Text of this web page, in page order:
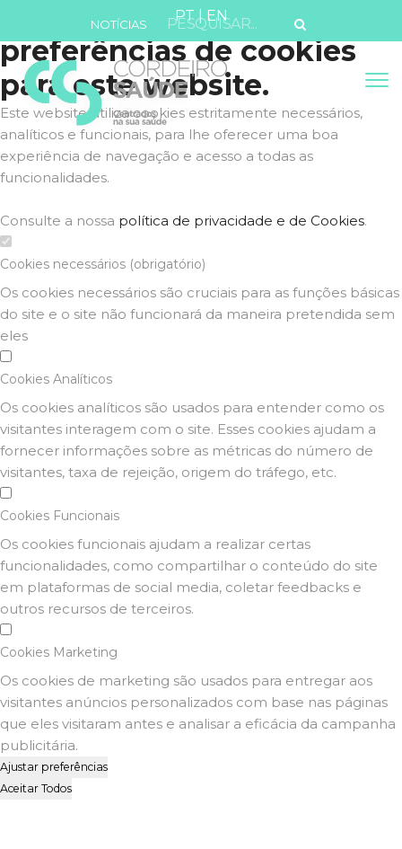
Defina as suas
preferências de cookies
para este website.
Este website utiliza cookies estritamente necessários,
analíticos e funcionais, para lhe oferecer uma boa
experiência de navegação e acesso a todas as
funcionalidades.
Consulte a nossa política de privacidade e de Cookies.
Cookies necessários (obrigatório)
Os cookies necessários são cruciais para as funções básicas
do site e o site não funcionará da maneira pretendida sem
eles
Cookies Analíticos
Os cookies analíticos são usados para entender como os
visitantes interagem com o site. Esses cookies ajudam a
fornecer informações sobre as métricas do número de
visitantes, taxa de rejeição, origem do tráfego, etc.
Cookies Funcionais
Os cookies funcionais ajudam a realizar certas
funcionalidades, como compartilhar o conteúdo do site
em plataformas de social media, coletar feedbacks e
outros recursos de terceiros.
Cookies Marketing
Os cookies de marketing são usados para entregar aos
visitantes anúncios personalizados com base nas páginas
que eles visitaram antes e analisar a eficácia da campanha
publicitária.
Ajustar preferências
Aceitar Todos
PT| EN
NOTÍCIAS